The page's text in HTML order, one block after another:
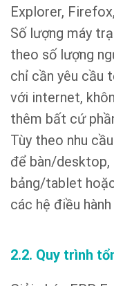
Explorer,
Số lượng máy
theo số lượng
chỉ cần yêu cầu
với internet,
thêm bất cứ
Tùy theo nhu
để bàn/desktop,
bảng/tablet
các hệ điều
2.2. Quy trình